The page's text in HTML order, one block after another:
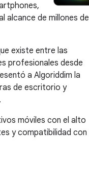
alcance de millones de
existe entre las
profesionales desde
a Algoriddim la
de escritorio y
móviles con el alto
y compatibilidad con